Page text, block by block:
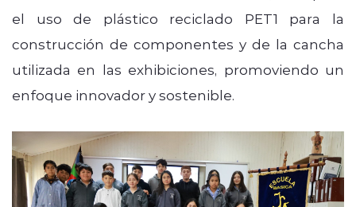
el uso de plástico reciclado PET1 para la
construcción de componentes y de la cancha
utilizada en las exhibiciones, promoviendo un
enfoque innovador y sostenible.